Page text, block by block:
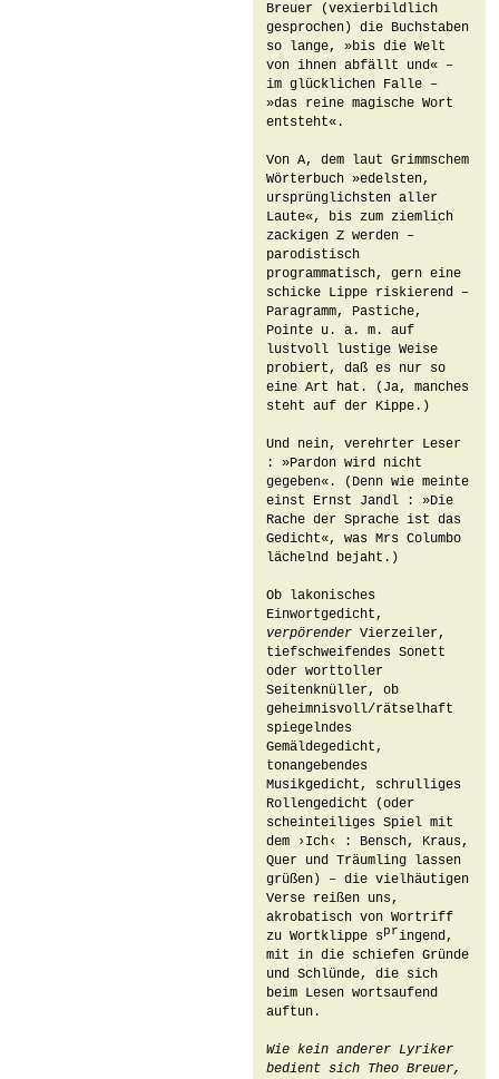
Breuer (vexierbildlich
gesprochen) die Buchstaben
so lange, »bis die Welt
von ihnen abfällt und« –
im glücklichen Falle –
»das reine magische Wort
entsteht«.
Von A, dem laut Grimmschem
Wörterbuch »edelsten,
ursprünglichsten aller
Laute«, bis zum ziemlich
zackigen Z werden –
parodistisch
programmatisch, gern eine
schicke Lippe riskierend –
Paragramm, Pastiche,
Pointe u. a. m. auf
lustvoll lustige Weise
probiert, daß es nur so
eine Art hat. (Ja, manches
steht auf der Kippe.)
Und nein, verehrter Leser
: »Pardon wird nicht
gegeben«. (Denn wie meinte
einst Ernst Jandl : »Die
Rache der Sprache ist das
Gedicht«, was Mrs Columbo
lächelnd bejaht.)
Ob lakonisches
verpörender Vierzeiler,
tiefschweifendes Sonett
oder worttoller
Seitenknüller, ob
geheimnisvoll/rätselhaft
spiegelndes
Gemäldegedicht,
tonangebendes
Musikgedicht, schrulliges
Rollengedicht (oder
scheinteiliges Spiel mit
dem ›Ich‹ : Bensch, Kraus,
Quer und Träumling lassen
grüßen) – die vielhäutigen
Verse reißen uns,
akrobatisch von Wortriff
zu Wortklippe springend,
mit in die schiefen Gründe
und Schlünde, die sich
beim Lesen wortsaufend
auftun.
Wie kein anderer Lyriker